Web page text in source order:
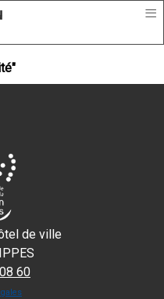
≡
de ville
60